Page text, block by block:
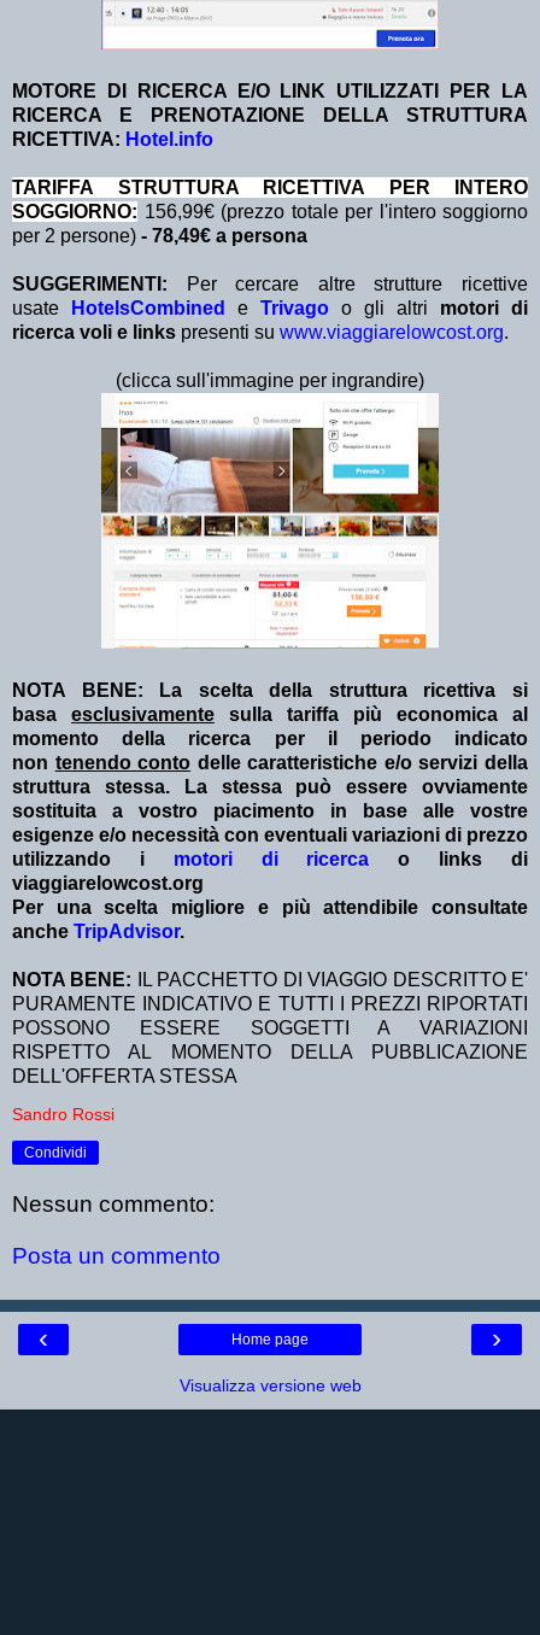
MOTORE DI RICERCA E/O LINK UTILIZZATI PER LA
RICERCA E PRENOTAZIONE DELLA STRUTTURA
RICETTIVA: Hotel.info
TA RIFFA STRUTTURA RICETTIVA PER INTERO
SOGGIORNO: 156,99€ (prezzo totale per l'intero soggiorno
per 2 persone) - 78,49€ a persona
SUGGERIMENTI: Per cercare altre strutture ricettive
usate
HotelsCombined e Trivago o gli altri motori di
ricerca voli e links presenti su www.viaggiarelowcost.org.
(clicca sull'immagine per ingrandire)
NOTA BENE: La scelta della struttura ricettiva si
basa esclusivamente sulla tariffa più economica al
momento della ricerca per il periodo indicato
non tenendo conto delle caratteristiche e/o servizi della
struttura stessa. La stessa può essere ovviamente
sostituita a vostro piacimento in base alle vostre
esigenze e/o necessità con eventuali variazioni di prezzo
utilizzando i motori di ricerca o links di
viaggiarelowcost.org
Per una scelta migliore e più attendibile consultate
anche TripAdvisor.
NOTA BENE:
IL PACCHETTO DI VIAGGIO DESCRITTO E'
PURAMENTE INDICATIVO E TUTTI I PREZZI RIPORTATI
POSSONO ESSERE SOGGETTI A VARIAZIONI
RISPETTO AL MOMENTO DELLA PUBBLICAZIONE
DELL'OFFERTA STESSA
Sandro Rossi
Condividi
Nessun commento:
Posta un commento
‹ ›
Home page
Visualizza versione web